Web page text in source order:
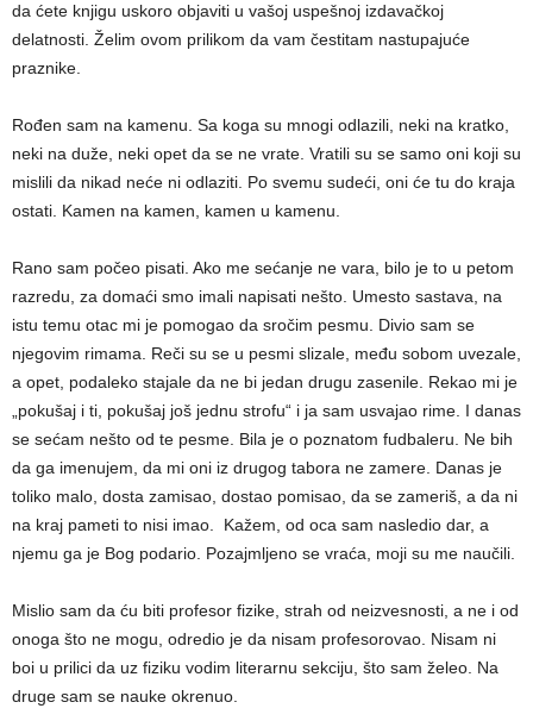
da ćete knjigu uskoro objaviti u vašoj uspešnoj izdavačkoj
delatnosti. Želim ovom prilikom da vam čestitam nastupajuće
praznike.
Rođen sam na kamenu. Sa koga su mnogi odlazili, neki na kratko,
neki na duže, neki opet da se ne vrate. Vratili su se samo oni koji su
mislili da nikad neće ni odlaziti. Po svemu sudeći, oni će tu do kraja
ostati. Kamen na kamen, kamen u kamenu.
Rano sam počeo pisati. Ako me sećanje ne vara, bilo je to u petom
razredu, za domaći smo imali napisati nešto. Umesto sastava, na
istu temu otac mi je pomogao da sročim pesmu. Divio sam se
njegovim rimama. Reči su se u pesmi slizale, među sobom uvezale,
a opet, podaleko stajale da ne bi jedan drugu zasenile. Rekao mi je
„pokušaj i ti, pokušaj još jednu strofu“ i ja sam usvajao rime. I danas
se sećam nešto od te pesme. Bila je o poznatom fudbaleru. Ne bih
da ga imenujem, da mi oni iz drugog tabora ne zamere. Danas je
toliko malo, dosta zamisao, dostao pomisao, da se zameriš, a da ni
na kraj pameti to nisi imao. Kažem, od oca sam nasledio dar, a
njemu ga je Bog podario. Pozajmljeno se vraća, moji su me naučili.
Mislio sam da ću biti profesor fizike, strah od neizvesnosti, a ne i od
onoga što ne mogu, odredio je da nisam profesorovao. Nisam ni
boi u prilici da uz fiziku vodim literarnu sekciju, što sam želeo. Na
druge sam se nauke okrenuo.